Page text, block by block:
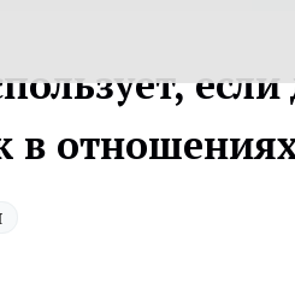
если
в